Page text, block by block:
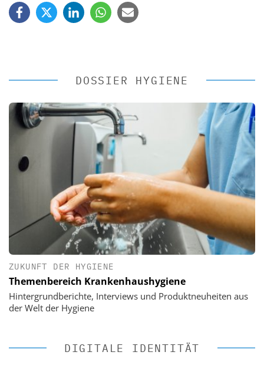
DOSSIER HYGIENE
ZUKUNFT DER HYGIENE
Themenbereich Krankenhaushygiene
Hintergrundberichte, Interviews und Produktneuheiten aus
der Welt der Hygiene
DIGITALE IDENTITÄT